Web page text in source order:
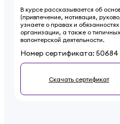
В курсе рассказывается об
(привлечение, мотивация,
узнаете о правах и
организации, а также о
волонтерской деятельности.
Номер сертификата: 50684
Скачать сертификат